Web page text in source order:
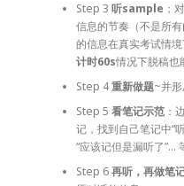
Step 3 听sample ；
信息的节奏（不是所
的信息在真实考试情
计时60s情况下脱稿也
Step 4重新做题~并
Step 5 看笔记示范：
记，找到自己笔记中“
“应该记但是漏听了”…
Step 6再听，再做笔